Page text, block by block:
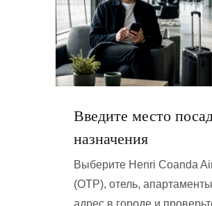
Введите место
назначения
Выберите Henri Coanda
(OTP), отель,
адрес в городе и